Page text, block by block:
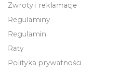
Zwroty i reklamacje
Regulaminy
Regulamin
Raty
Polityka prywatności